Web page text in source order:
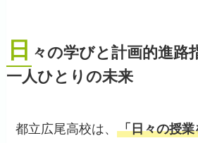
日 々の学びと計画的進路
一人ひとりの未来
都立広尾高校は、「日々の授